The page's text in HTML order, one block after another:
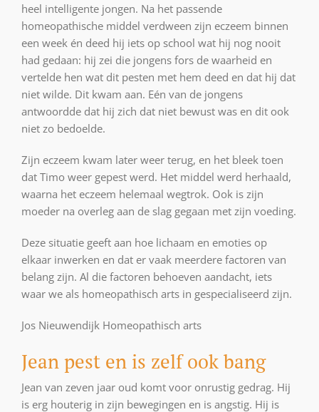
heel intelligente jongen. Na het passende
homeopathische middel verdween zijn eczeem binnen
een week én deed hij iets op school wat hij nog nooit
had gedaan: hij zei die jongens fors de waarheid en
vertelde hen wat dit pesten met hem deed en dat hij dat
niet wilde. Dit kwam aan. Eén van de jongens
antwoordde dat hij zich dat niet bewust was en dit ook
niet zo bedoelde.
Zijn eczeem kwam later weer terug, en het bleek toen
dat Timo weer gepest werd. Het middel werd herhaald,
waarna het eczeem helemaal wegtrok. Ook is zijn
moeder na overleg aan de slag gegaan met zijn voeding.
Deze situatie geeft aan hoe lichaam en emoties op
elkaar inwerken en dat er vaak meerdere factoren van
belang zijn. Al die factoren behoeven aandacht, iets
waar we als homeopathisch arts in gespecialiseerd zijn.
Jos Nieuwendijk Homeopathisch arts
Jean pest en is zelf ook bang
Jean van zeven jaar oud komt voor onrustig gedrag. Hij
is erg houterig in zijn bewegingen en is angstig. Hij is